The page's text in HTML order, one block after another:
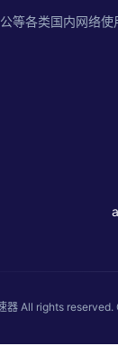
等各类国内网络使
器 All rights reserved.